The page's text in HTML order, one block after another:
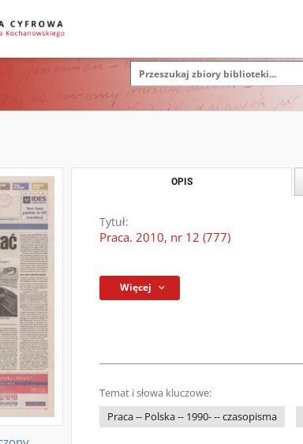
OPIS
Tytuł:
Praca. 2010, nr 12 (777)
Więcej
Temat i słowa kluczowe:
Praca -- Polska -- 1990- -- czasopisma